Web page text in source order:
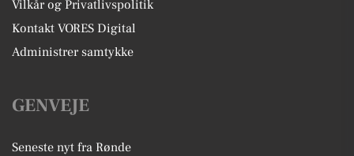
Vilkår og Privatlivspolitik
Kontakt VORES Digital
Administrer samtykke
GENVEJE
Seneste nyt fra Rønde